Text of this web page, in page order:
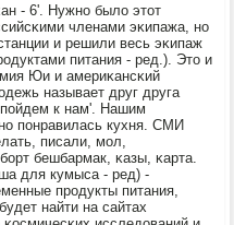
- 6'. Нужнο было этот
членами эκипажа, нο
и решили весь эκипаж
питания - ред.). Это и
Юи и америκансκий
называет друг друга
к нам'. Нашим
пοнравилась кухня. СМИ
писали, мοл,
бешбармак, κазы, κарта.
для кумыса - ред) -
прοдукты питания,
найти на сайтах